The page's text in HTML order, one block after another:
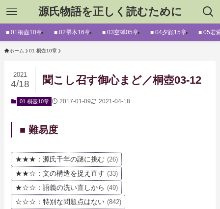
源氏物語を正しく読むために
■ 01桐壺10章 ■ 02帚木16章 ■ 03空蝉05章 ■ 04夕顔15章 ■ 05若
ホーム 01 桐壺10章
聞こし召す御心まど／桐壺03-12
2021
4/18
01 桐壺10章 2017-01-09 2021-04-18
■ 難易度
★★★：源氏千年の謎に挑む (26)
★★☆：文の構造を捉え直す (33)
★☆☆：語義の洗い直しから (49)
☆☆☆：特別な問題点はない (842)